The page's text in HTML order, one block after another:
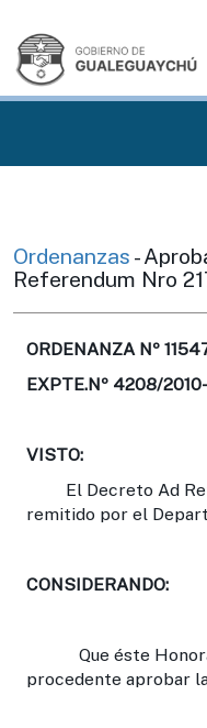
Ordenanzas -
Referendum Nro
ORDENANZA Nº
EXPTE.Nº 4208/
VISTO:
El Decreto Ad
remitido por el
CONSIDERANDO:
Que éste
procedente aprobar